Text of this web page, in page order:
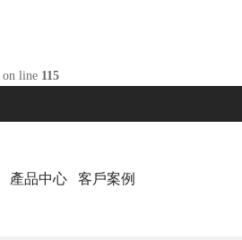
on line 115
產品中心 客戶案例